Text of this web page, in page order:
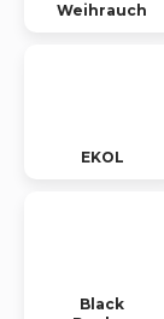
Weihrauch
EKOL
Black